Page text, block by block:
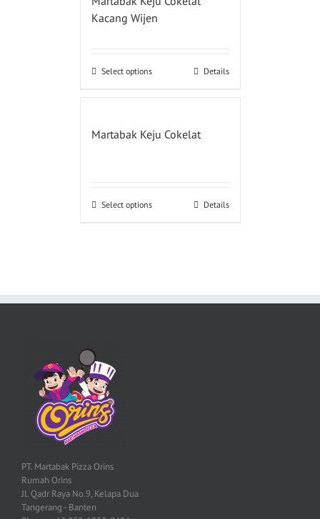
Kacang Wijen
Select options Details
Martabak Keju Cokelat
Select options Details
PT. Martabak Pizza Orins
Rumah Orins
Jl. Qadr Raya No.9, Kelapa Dua
Tangerang - Banten